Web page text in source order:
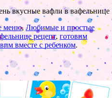
вкусные вафли в вафельнице
меню,Любимые и простые
рецепт, готовим
вместе с ребенком.